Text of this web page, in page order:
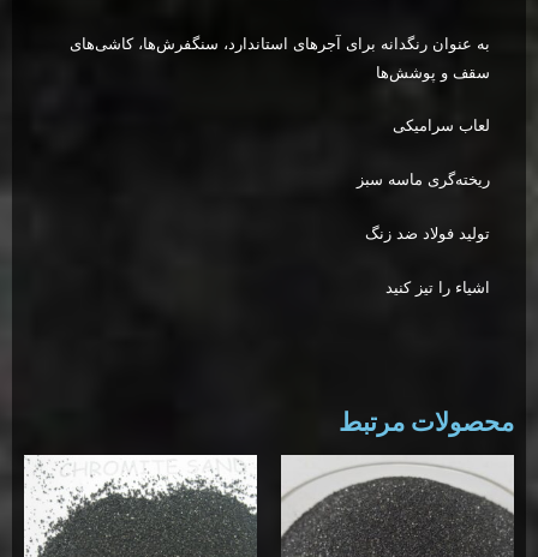
به عنوان رنگدانه برای آجرهای استاندارد، سنگفرش‌ها، کاشی‌های
سقف و پوشش‌ها
لعاب سرامیکی
ریخته‌گری ماسه سبز
تولید فولاد ضد زنگ
اشیاء را تیز کنید
محصولات مرتبط